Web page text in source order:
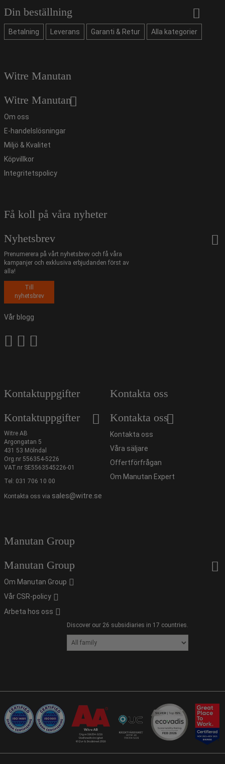
Din beställning
Betalning Leverans Garanti & Retur Alla kategorier
Witre Manutan
Witre Manutan
Om oss
E-handelslösningar
Miljö & Kvalitet
Köpvillkor
Integritetspolicy
Få koll på våra nyheter
Nyhetsbrev
Prenumerera på vårt nyhetsbrev och få våra
kampanjer och exklusiva erbjudanden först av
alla!
Till
nyhetsbrev
Vår blogg
Kontaktuppgifter
Kontaktuppgifter
Witre AB
Argongatan 5
431 53 Mölndal
Org.nr 556354-5226
VAT.nr SE5563545226-01
Tel: 031 706 10 00
Kontakta oss via sales@witre.se
Kontakta oss
Kontakta oss
Kontakta oss
Våra säljare
Offertförfrågan
Om Manutan Expert
Manutan Group
Manutan Group
Om Manutan Group
Vår CSR-policy
Arbeta hos oss
Discover our 26 subsidiaries in 17 countries.